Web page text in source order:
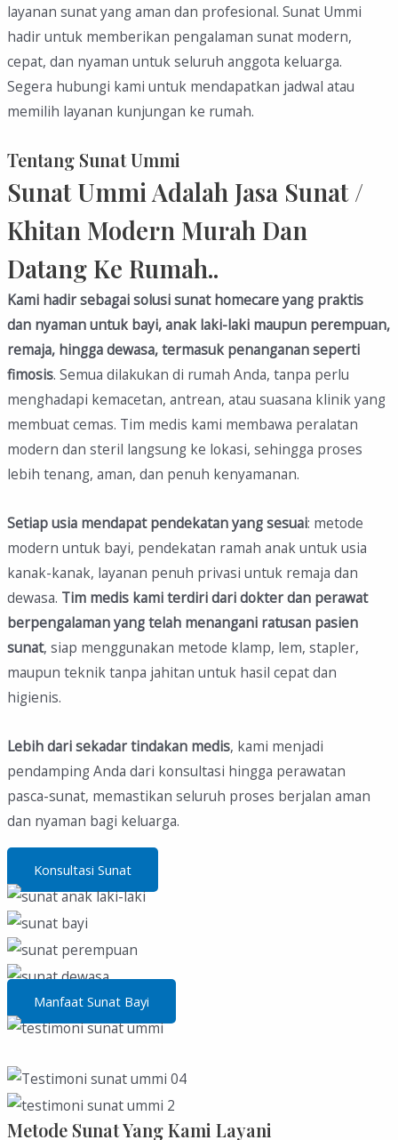
layanan sunat yang aman dan profesional. Sunat Ummi
hadir untuk memberikan pengalaman sunat modern,
cepat, dan nyaman untuk seluruh anggota keluarga.
Segera hubungi kami untuk mendapatkan jadwal atau
memilih layanan kunjungan ke rumah.
Tentang Sunat Ummi
Sunat Ummi Adalah Jasa Sunat /
Khitan Modern Murah Dan
Datang Ke Rumah..
Kami hadir sebagai solusi sunat homecare yang praktis
dan nyaman untuk bayi, anak laki-laki maupun perempuan,
remaja, hingga dewasa, termasuk penanganan seperti
fimosis. Semua dilakukan di rumah Anda, tanpa perlu
menghadapi kemacetan, antrean, atau suasana klinik yang
membuat cemas. Tim medis kami membawa peralatan
modern dan steril langsung ke lokasi, sehingga proses
lebih tenang, aman, dan penuh kenyamanan.
Setiap usia mendapat pendekatan yang sesuai: metode
modern untuk bayi, pendekatan ramah anak untuk usia
kanak-kanak, layanan penuh privasi untuk remaja dan
dewasa. Tim medis kami terdiri dari dokter dan perawat
berpengalamanyang telah menangani ratusan pasien
sunat, siap menggunakan metode klamp, lem, stapler,
maupun teknik tanpa jahitan untuk hasil cepat dan
higienis.
Lebih dari sekadar tindakan medis, kami menjadi
pendamping Anda dari konsultasi hingga perawatan
pasca-sunat, memastikan seluruh proses berjalan aman
dan nyaman bagi keluarga.
Konsultasi Sunat
Manfaat Sunat Bayi
Metode Sunat Yang Kami Layani